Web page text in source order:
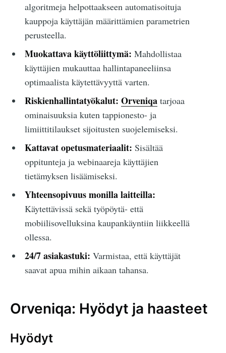
algoritmeja helpottaakseen automatisoituja
kauppoja käyttäjän määrittämien parametrien
perusteella.
Muokattava käyttöliittymä: Mahdollistaa
käyttäjien mukauttaa hallintapaneeliinsa
optimaalista käytettävyyttä varten.
Riskienhallintatyökalut: Orveniqatarjoaa
ominaisuuksia kuten tappionesto- ja
limiittitilaukset sijoitusten suojelemiseksi.
Kattavat opetusmateriaalit: Sisältää
oppitunteja ja webinaareja käyttäjien
tietämyksen lisäämiseksi.
Yhteensopivuus monilla laitteilla:
Käytettävissä sekä työpöytä- että
mobiilisovelluksina kaupankäyntiin liikkeellä
ollessa.
24/7 asiakastuki: Varmistaa, että käyttäjät
saavat apua mihin aikaan tahansa.
Orveniqa: Hyödyt ja haasteet
Hyödyt